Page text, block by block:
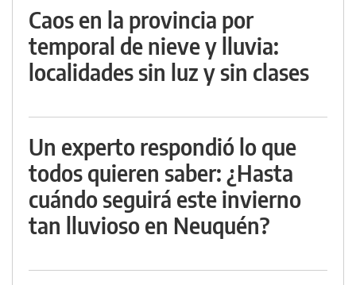
Caos en la provincia por
temporal de nieve y lluvia:
localidades sin luz y sin clases
Un experto respondió lo que
todos quieren saber: ¿Hasta
cuándo seguirá este invierno
tan lluvioso en Neuquén?